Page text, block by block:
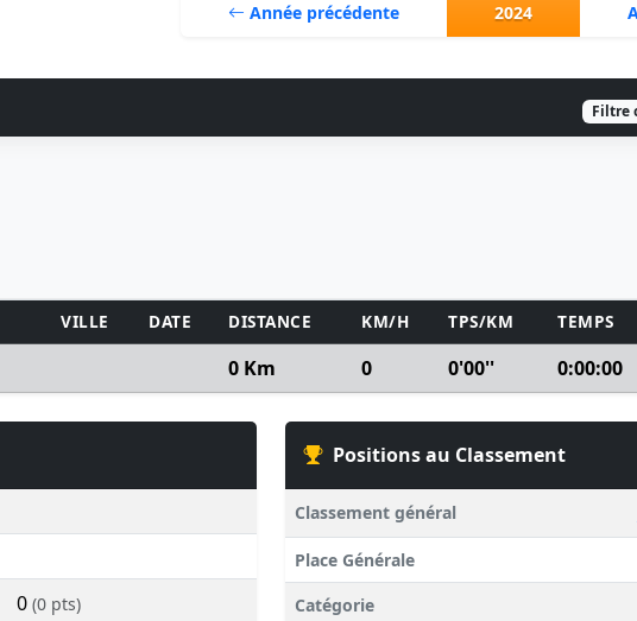
Année précédente 2024
Filtre
VILLE DATE DISTANCE KM/H TPS/KM TEMPS
0 Km 0 0'00'' 0:00:00
0 (0 pts)
Positions au Classement
Classement général
Place Générale
Catégorie